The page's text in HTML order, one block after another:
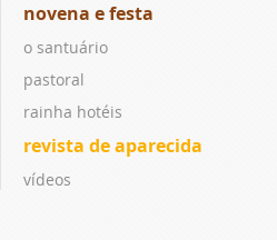
novena e festa
o santuário
pastoral
rainha hotéis
revista de aparecida
vídeos